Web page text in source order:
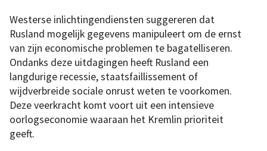
Westerse inlichtingendiensten suggereren dat
Rusland mogelijk gegevens manipuleert om de ernst
van zijn economische problemen te bagatelliseren.
Ondanks deze uitdagingen heeft Rusland een
langdurige recessie, staatsfaillissement of
wijdverbreide sociale onrust weten te voorkomen.
Deze veerkracht komt voort uit een intensieve
oorlogseconomie waaraan het Kremlin prioriteit
geeft.